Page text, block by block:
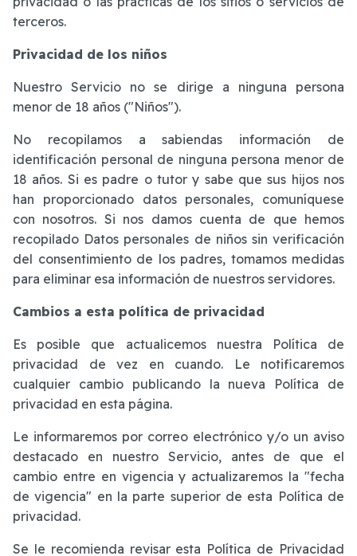
terceros.
Privacidad de los niños
Nuestro Servicio no se dirige a ninguna persona
menor de 18 años ("Niños").
No recopilamos a sabiendas información de
identificación personal de ninguna persona menor de
18 años. Si es padre o tutor y sabe que sus hijos nos
han proporcionado datos personales, comuníquese
con nosotros. Si nos damos cuenta de que hemos
recopilado Datos personales de niños sin verificación
del consentimiento de los padres, tomamos medidas
para eliminar esa información de nuestros servidores.
Cambios a esta política de privacidad
Es posible que actualicemos nuestra Política de
privacidad de vez en cuando. Le notificaremos
cualquier cambio publicando la nueva Política de
privacidad en esta página.
Le informaremos por correo electrónico y/o un aviso
destacado en nuestro Servicio, antes de que el
cambio entre en vigencia y actualizaremos la "fecha
de vigencia" en la parte superior de esta Política de
privacidad.
Se le recomienda revisar esta Política de Privacidad